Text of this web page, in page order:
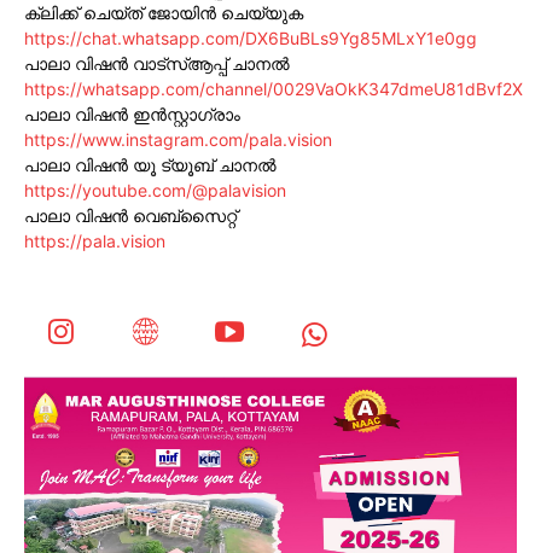
ക്ലിക്ക് ചെയ്ത് ജോയിൻ ചെയ്യുക
https://chat.whatsapp.com/DX6BuBLs9Yg85MLxY1e0gg
പാലാ വിഷൻ വാട്സ്ആപ്പ് ചാനൽ
https://whatsapp.com/channel/0029VaOkK347dmeU81dBvf2X
പാലാ വിഷൻ ഇൻസ്റ്റാഗ്രാം
https://www.instagram.com/pala.vision
പാലാ വിഷൻ യൂ ട്യൂബ് ചാനൽ
https://youtube.com/@palavision
പാലാ വിഷൻ വെബ്സൈറ്റ്
https://pala.vision